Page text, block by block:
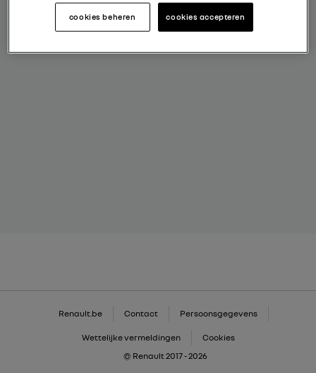
Renault.be Contact Persoonsgegevens
Wettelijke vermeldingen
Cookies
© Renault 2017 - 2026
cookies accepteren
cookies beheren